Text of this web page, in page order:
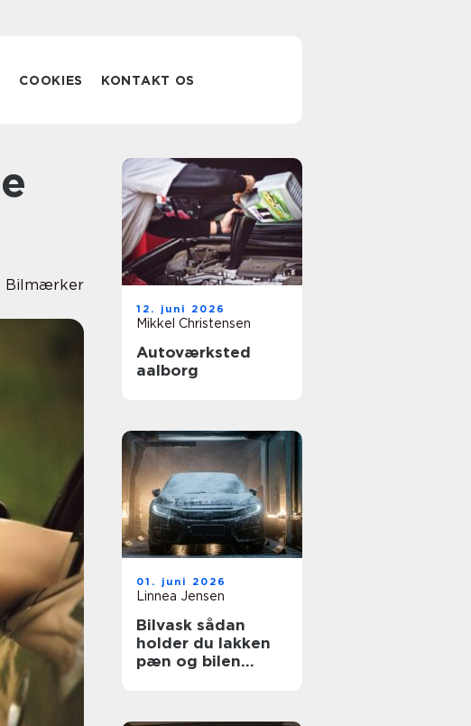
COOKIES KONTAKT OS
Bilmærker
12. juni 2026
Mikkel Christensen
Autoværksted
aalborg
01. juni 2026
Linnea Jensen
Bilvask sådan
holder du lakken
pæn og bilen